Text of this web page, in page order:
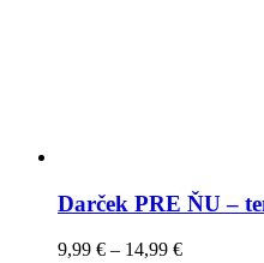
Darček PRE ŇU –
9,99 € – 14,99 €